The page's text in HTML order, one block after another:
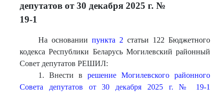
депутатов от 30 декабря 2025 г. №
19-1
На основании пункта 2 статьи 122 Бюджетного
кодекса Республики Беларусь Могилевский районный
Совет депутатов РЕШИЛ:
1. Внести в решение Могилевского районного
Совета депутатов от 30 декабря 2025 г. № 19-1